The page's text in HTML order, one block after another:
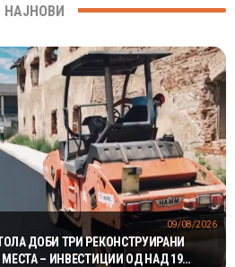
НАЈНОВИ
ДОБИ ТРИ РЕКОНСТРУИРАНИ
– ИНВЕСТИЦИИ ОД НАД 19
09/08/2026